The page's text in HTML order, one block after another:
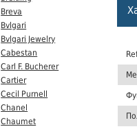
Breva
Bvlgari
Bvlgari Jewelry
Cabestan
Carl F. Bucherer
Cartier
Cecil Purnell
Chanel
Chaumet